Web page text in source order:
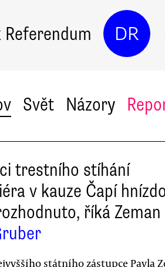
Referendum DR
Svět Názory
trestního stíhání
v kauze Čapí
říká Zeman
státního zástupce Pavla